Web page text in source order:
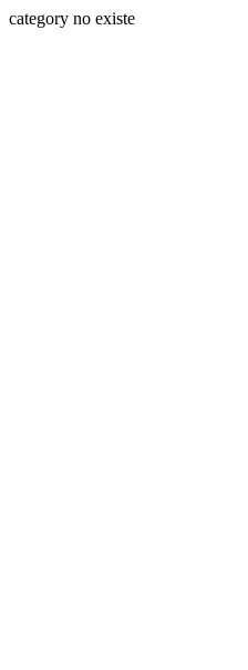
category no existe